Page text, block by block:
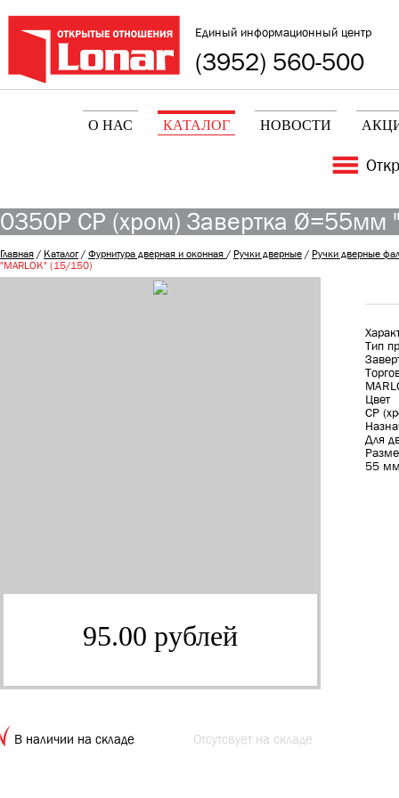
Единый информационный центр
(3952) 560-500
О НАС КАТАЛОГ НОВОСТИ
0350P CP (хром) Завертка Ø=55мм
Главная/ Каталог/Фурнитура дверная и оконная/ Ручки дверные/ Ручки дверные
"MARLOK" (15/150)
95.00 рублей
В наличии на складе Отсутсвует на складе
Тип
Цвет
CP
Для
55